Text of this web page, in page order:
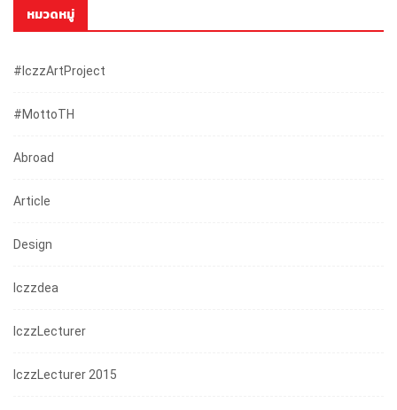
หมวดหมู่
#iczzArtProject
#mottoTH
Abroad
Article
Design
Iczzdea
IczzLecturer
IczzLecturer 2015